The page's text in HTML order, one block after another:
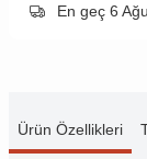
En geç 6
Ürün Özellikleri